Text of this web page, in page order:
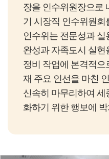
장을 인수위원장으로
기 시장직 인수위원
인수위는 전문성과
완성과 자족도시 실
정비 작업에 본격적
재 주요 인선을 마친
신속히 마무리하여
화하기 위한 행보에